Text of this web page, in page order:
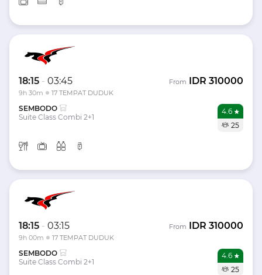
18:15 - 03:45
9h 30m 17 TEMPAT DUDUK
From IDR 310000
SEMBODO
Suite Class Combi 2+1
4.6
25
18:15 - 03:15
9h 00m 17 TEMPAT DUDUK
From IDR 310000
SEMBODO
Suite Class Combi 2+1
4.6
25